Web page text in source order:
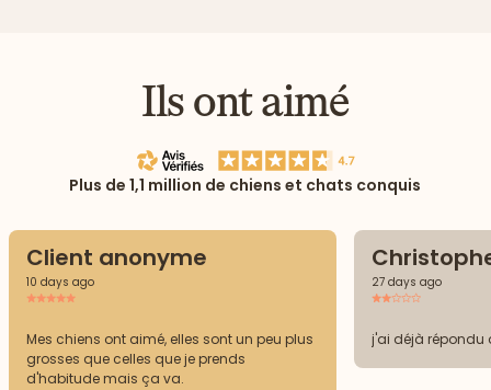
Ils ont aimé
Plus de 1,1 million de chiens et chats conquis
Client anonyme
10 days ago
Mes chiens ont aimé, elles sont un peu plus
grosses que celles que je prends
d'habitude mais ça va.
27 days ago
j'ai déjà répondu